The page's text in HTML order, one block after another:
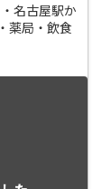
名古屋駅か
薬局・飲食